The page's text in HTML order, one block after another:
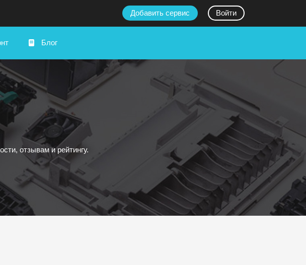
Добавить сервис Войти
Блог
отзывам и рейтингу.